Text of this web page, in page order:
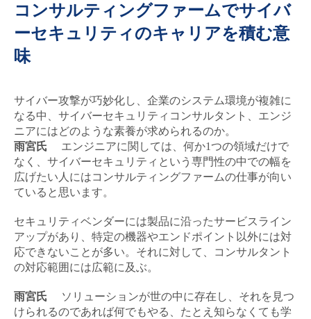
閉じる
コンサルティングファームでサイバ
ーセキュリティのキャリアを積む意
味
サイバー攻撃が巧妙化し、企業のシステム環境が複雑に
なる中、サイバーセキュリティコンサルタント、エンジ
ニアにはどのような素養が求められるのか。
雨宮氏
エンジニアに関しては、何か1つの領域だけで
なく、サイバーセキュリティという専門性の中での幅を
広げたい人にはコンサルティングファームの仕事が向い
ていると思います。
セキュリティベンダーには製品に沿ったサービスライン
アップがあり、特定の機器やエンドポイント以外には対
応できないことが多い。それに対して、コンサルタント
の対応範囲には広範に及ぶ。
雨宮氏
ソリューションが世の中に存在し、それを見つ
けられるのであれば何でもやる、たとえ知らなくても学